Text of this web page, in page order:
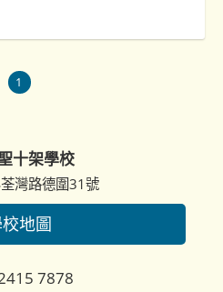
1
十架學校
灣路德圍31號
地圖
7878